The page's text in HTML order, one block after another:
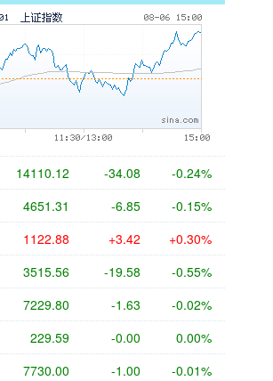
14110.12 -34.08 -0.24%
4651.31 -6.85 -0.15%
1122.88 +3.42 +0.30%
3515.56 -19.58 -0.55%
7229.80 -1.63 -0.02%
229.59 -0.00 0.00%
7730.00 -1.00 -0.01%